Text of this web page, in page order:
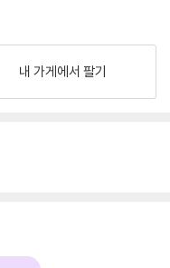
내 가게에서 팔기